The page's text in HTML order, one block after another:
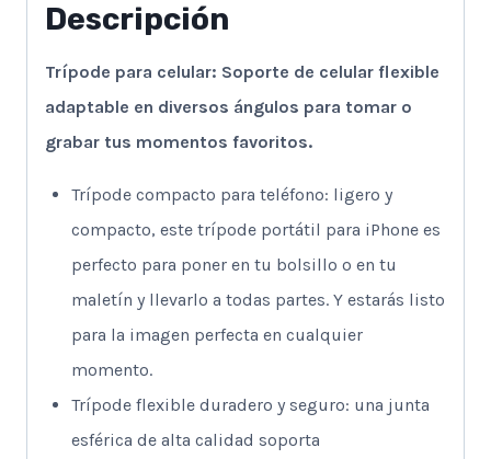
Descripción
Trípode para celular: Soporte de celular flexible
adaptable en diversos ángulos para tomar o
grabar tus momentos favoritos.
Trípode compacto para teléfono: ligero y
compacto, este trípode portátil para iPhone es
perfecto para poner en tu bolsillo o en tu
maletín y llevarlo a todas partes. Y estarás listo
para la imagen perfecta en cualquier
momento.
Trípode flexible duradero y seguro: una junta
esférica de alta calidad soporta